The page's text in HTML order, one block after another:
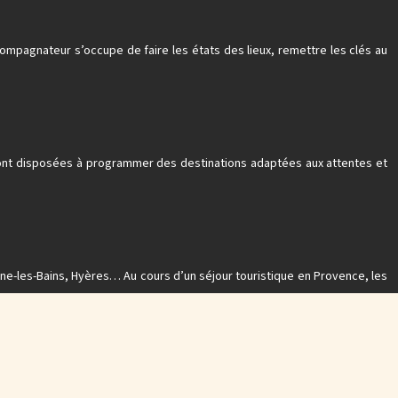
s’occupe de faire les états des lieux, remettre les clés au
disposées à programmer des destinations adaptées aux attentes et
les-Bains, Hyères… Au cours d’un séjour touristique en Provence, les